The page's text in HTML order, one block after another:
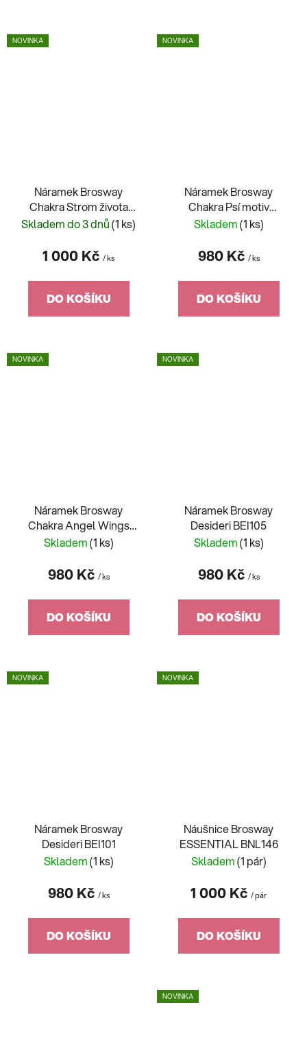
NOVINKA
Náramek Brosway
Chakra Strom života
BHK399
Skladem do 3 dnů(1 ks)
1 000 Kč / ks
DO KOŠÍKU
NOVINKA
Náramek Brosway
Chakra Psí motiv
BHK288
Skladem(1 ks)
980 Kč / ks
DO KOŠÍKU
NOVINKA
Náramek Brosway
Chakra Angel Wings
BHK251
Skladem(1 ks)
980 Kč / ks
DO KOŠÍKU
NOVINKA
Náramek Brosway
Desideri BEI105
Skladem(1 ks)
980 Kč / ks
DO KOŠÍKU
NOVINKA
Náramek Brosway
Desideri BEI101
Skladem(1 ks)
980 Kč / ks
DO KOŠÍKU
NOVINKA
Náušnice Brosway
ESSENTIAL BNL146
Skladem(1 pár)
1 000 Kč / pár
DO KOŠÍKU
NOVINKA